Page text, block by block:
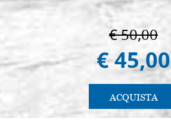
€ 50,00
€ 45,00
ACQUISTA